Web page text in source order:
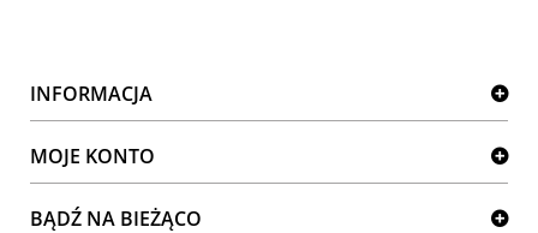
INFORMACJA
MOJE KONTO
BĄDŹ NA BIEŻĄCO